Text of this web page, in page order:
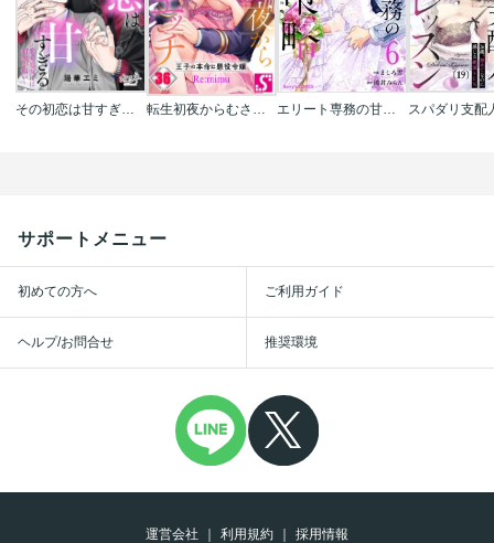
その初恋は甘すぎる～恋愛処女には刺激が強い～ 転生初夜からむさぼりエッチ～王子の本命は悪役令嬢 エリート専務の甘い策略
サポートメニュー
初めての方へ ご利用ガイド
ヘルプ/お問合せ 推奨環境
運営会社 利用規約 採用情報